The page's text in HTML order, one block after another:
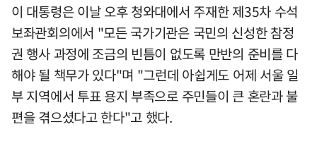
이 대통령은 이날 오후 청와대에서 주재한 제35차 수석
보좌관회의에서 "모든 국가기관은 국민의 신성한 참정
권 행사 과정에 조금의 빈틈이 없도록 만반의 준비를 다
해야 될 책무가 있다"며 "그런데 아쉽게도 어제 서울 일
부 지역에서 투표 용지 부족으로 주민들이 큰 혼란과 불
편을 겪으셨다고 한다"고 했다.